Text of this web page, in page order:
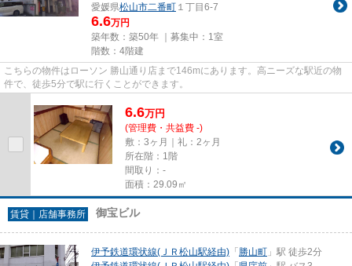
愛媛県松山市二番町 １丁目6-7
6.6万円
築年数：築50年 ｜募集中： 1室
階数：4階建
こちらの物件はローソン 勝山通り店まで146mにあります。高ニーズな駅近の物
件で、徒歩5分で駅に行くことができます。
6.6万円
(管理費・共益費 -)
敷：3ヶ月｜礼：2ヶ月
所在階：1階
間取り：-
面積：29.09㎡
賃貸｜店舗事務所 御宝ビル
伊予鉄道環状線(ＪＲ松山駅経由) 「 勝山町 」駅 徒歩2分